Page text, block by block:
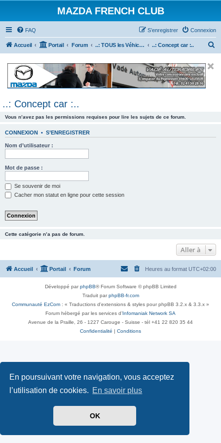
En poursuivant votre navigation, vous acceptez
l’utilisation de cookies. En savoir plus
OK
MAZDA FRENCH CLUB
FAQ Connexion
S’enregistrer
Accueil Portail Forum ..: TOUS les Véhicules MAZDA :.. ..: Concept car :..
e
..: Concept car :..
Vous n’avez pas les permissions requises pour lire les sujets de ce forum.
CONNEXION • S’ENREGISTRER
Nom d’utilisateur :
Mot de passe :
Se souvenir de moi
Cacher mon statut en ligne pour cette session
Cette catégorie n’a pas de forum.
Aller à
Accueil Portail Forum Heures au format UTC+02:00
Développé parphpBB® Forum Software © phpBB Limited
Traduit parphpBB-fr.com
Communauté EzCom : « Traductions d'extensions & styles pour phpBB 3.2.x & 3.3.x »
Forum hébergé par les services d’ Infomaniak Network SA
Avenue de la Praille, 26 - 1227 Carouge - Suisse - tél +41 22 820 35 44
Confidentialité
Conditions